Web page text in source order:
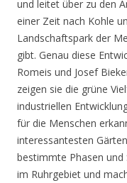
und leitet über zu den
einer Zeit nach Kohle
Landschaftspark der
gibt. Genau diese
Romeis und Josef
zeigen sie die grüne
industriellen
für die Menschen
interessantesten
bestimmte Phasen und
im Ruhrgebiet und